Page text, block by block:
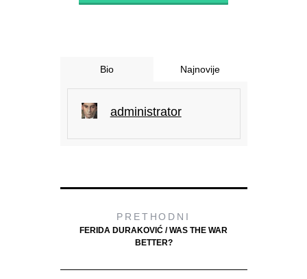
Bio Najnovije
administrator
PRETHODNI
FERIDA DURAKOVIĆ / WAS THE WAR
BETTER?